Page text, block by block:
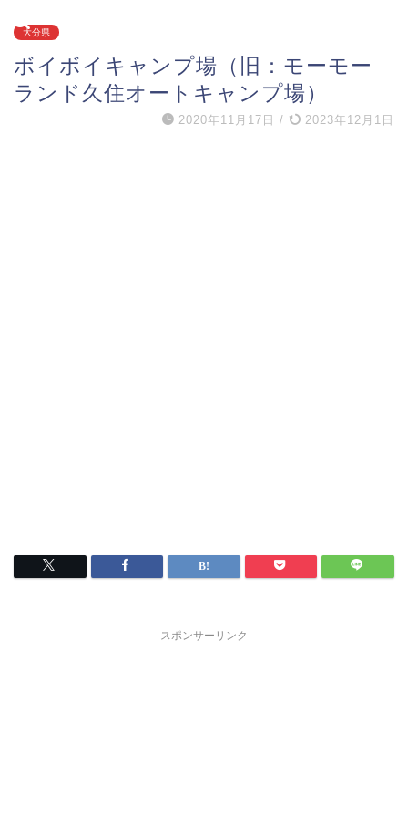
大分県
ボイボイキャンプ場（旧：モーモー
ランド久住オートキャンプ場）
2020年11月17日 / 2023年12月1日
スポンサーリンク